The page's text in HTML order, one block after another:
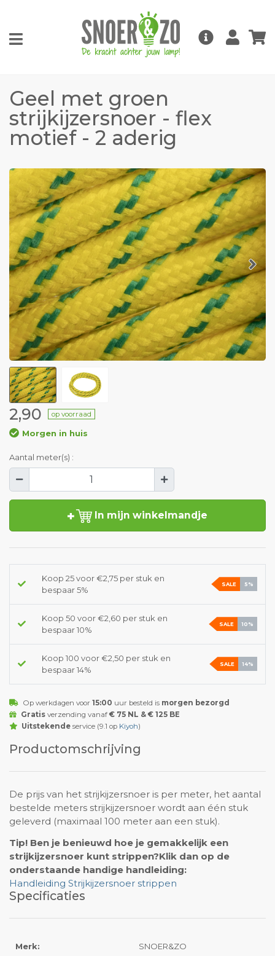
Geel met groen
strijkijzersnoer - flex
motief - 2 aderig
2,90 op voorraad
Morgen in huis
Aantal meter(s) :
In mijn winkelmandje
Koop 25 voor €2,75 per stuk en
bespaar 5%
SALE 5%
Koop 50 voor €2,60 per stuk en
bespaar 10%
SALE 10%
Koop 100 voor €2,50 per stuk en
bespaar 14%
SALE 14%
Op werkdagen voor 15:00 uur besteld is morgen bezorgd
Gratisverzending vanaf € 75 NL & € 125 BE
Uitstekendeservice (9.1 op Kiyoh)
Productomschrijving
De prijs van het strijkijzersnoer is per meter, het aantal
bestelde meters strijkijzersnoer wordt aan één stuk
geleverd (maximaal 100 meter aan een stuk).
Tip! Ben je benieuwd hoe je gemakkelijk een
strijkijzersnoer kunt strippen?Klik dan op de
onderstaande handige handleiding:
Handleiding Strijkijzersnoer strippen
Specificaties
Merk: SNOER&ZO